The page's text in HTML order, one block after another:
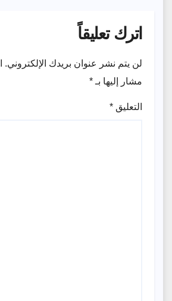
اترك تعليقاً
لن يتم نشر عنوان بريدك الإلكتروني.
مشار إليها بـ *
التعليق *